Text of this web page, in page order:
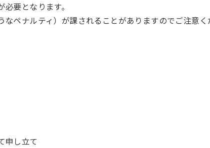
要となります。
ペナルティ）が課されることがありますのでご注意く
申し立て